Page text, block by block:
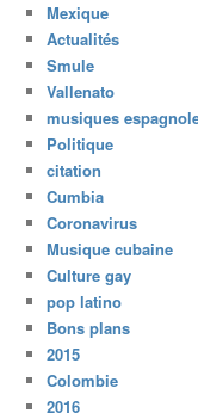
Mexique
Actualités
Smule
Vallenato
musiques
Politique
citation
Cumbia
Coronavirus
Musique cubaine
Culture gay
pop latino
Bons plans
2015
Colombie
2016